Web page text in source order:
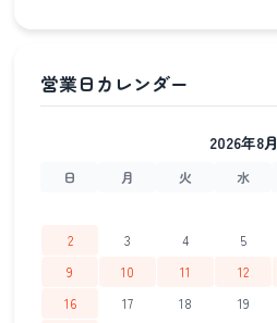
2026年8月
日 月 火 水
2
3 4 5
9
10 11 12
16
17 18 19